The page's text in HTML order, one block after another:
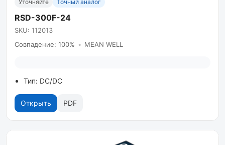
Уточняйте Точный аналог
RSD-300F-24
SKU: 112013
Совпадение: 100% • MEAN WELL
Тип: DC/DC
Открыть PDF